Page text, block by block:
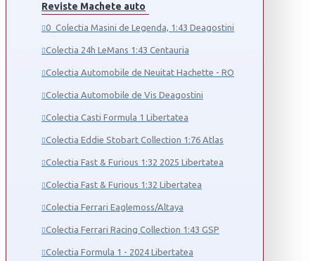
Reviste Machete auto
0_Colectia Masini de Legenda, 1:43 Deagostini
Colectia 24h LeMans 1:43 Centauria
Colectia Automobile de Neuitat Hachette - RO
Colectia Automobile de Vis Deagostini
Colectia Casti Formula 1 Libertatea
Colectia Eddie Stobart Collection 1:76 Atlas
Colectia Fast & Furious 1:32 2025 Libertatea
Colectia Fast & Furious 1:32 Libertatea
Colectia Ferrari Eaglemoss/Altaya
Colectia Ferrari Racing Collection 1:43 GSP
Colectia Formula 1 - 2024 Libertatea